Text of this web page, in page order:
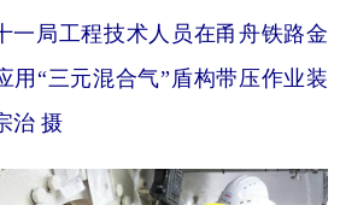
局工程技术人员在甬舟铁路金
用“三元混合气”盾构带压作业装
治 摄